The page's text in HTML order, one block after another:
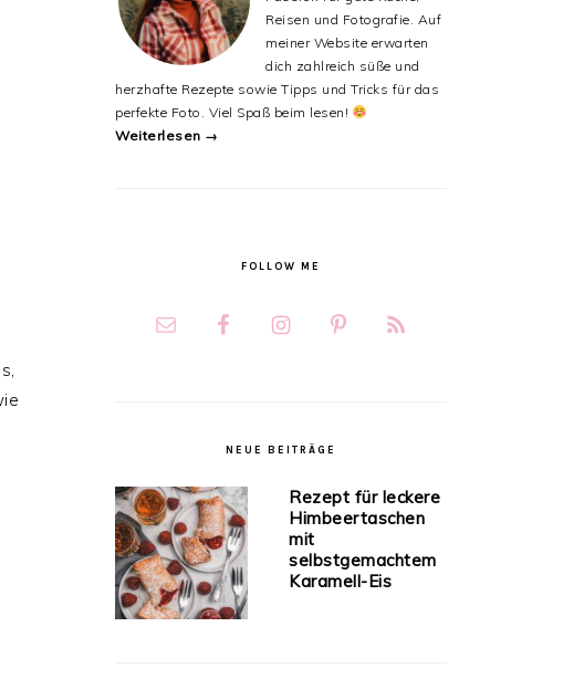
Reisen und Fotografie. Auf
meiner Website erwarten
dich zahlreich süße und
herzhafte Rezepte sowie Tipps und Tricks für das
perfekte Foto. Viel Spaß beim lesen!
Weiterlesen →
FOLLOW ME
NEUE BEITRÄGE
Rezept für leckere
Himbeertaschen
mit
selbstgemachtem
Karamell-Eis